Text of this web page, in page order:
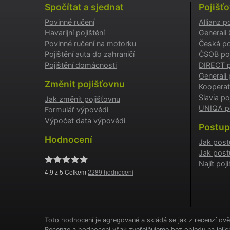
Spočítat a sjednat
Povinné ručení
Havarijní pojištění
Povinné ručení na motorku
Pojištění auta do zahraničí
Pojištění domácnosti
Změnit pojišťovnu
Jak změnit pojišťovnu
Formulář výpovědi
Výpočet data výpovědi
Hodnocení
4.9 z 5 Celkem 2289 hodnocení
Allianz
Generali
Česká
ČSOB
DIRECT
Generali
Slavia
UNIQA
Jak
Jak
Najít
Toto hodnocení je agregované a skládá se jak z recenzí
testing